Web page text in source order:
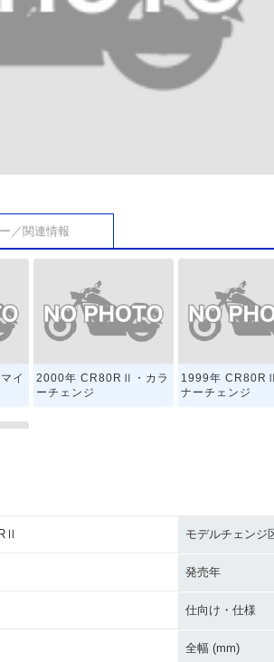
／関連情報
イ
2000年 CR80RⅡ・カラ
ーチェンジ
1999年
ナーチェンジ
登
モデルチェンジ
発売年
仕向け・仕様
全幅 (mm)